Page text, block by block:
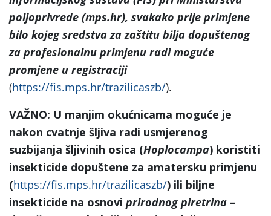
poljoprivrede (mps.hr), svakako prije primjene
bilo kojeg sredstva za zaštitu bilja dopuštenog
za profesionalnu primjenu radi moguće
promjene u registraciji
(https://fis.mps.hr/trazilicaszb/).
VAŽNO: U manjim okućnicama moguće je
nakon cvatnje šljiva radi usmjerenog
suzbijanja šljivinih osica (Hoplocampa) koristiti
insekticide dopuštene za amatersku primjenu
(https://fis.mps.hr/trazilicaszb/) ili biljne
insekticide na osnovi prirodnog piretrina –